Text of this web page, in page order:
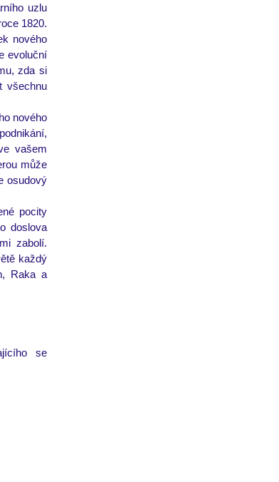
uzlu
nového
evoluční
zda si
všechnu
nového
vašem
může
osudový
pocity
doslova
zabolí.
každý
Raka a